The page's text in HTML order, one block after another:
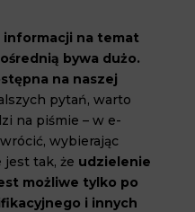
informacji na temat
bywa dużo.
na naszej
pytań, warto
na piśmie – w e-
wybierając
jest tak, że udzielenie
możliwe tylko po
i innych